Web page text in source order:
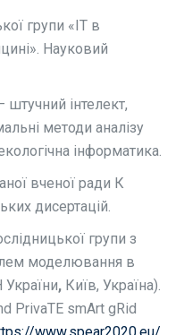
групи «ІТ в
Науковий
штучний інтелект,
методи аналізу
інформатика.
вченої ради К
дисертацій.
групи з
моделювання в
України, Київ, Україна).
PrivaTE smArt gRid